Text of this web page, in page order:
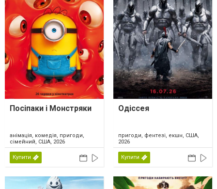
Посіпаки і Монстряки
анімація, комедія, пригоди,
сімейний, США, 2026
Купити
Одіссея
пригоди, фентезі, екшн, США,
2026
Купити